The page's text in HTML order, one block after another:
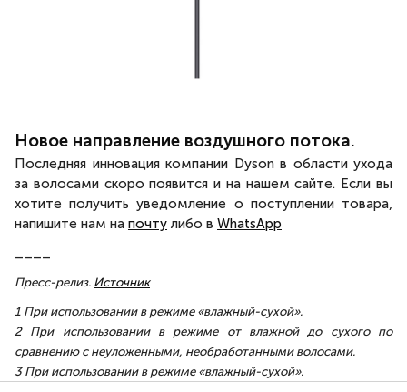
Новое направление воздушного потока.
Последняя инновация компании Dyson в области ухода
за волосами скоро появится и на нашем сайте. Если вы
хотите получить уведомление о поступлении товара,
напишите нам на почту либо в WhatsApp
Пресс-релиз. Источник
1 При использовании в режиме «влажный-сухой».
2 При использовании в режиме от влажной до сухого по
сравнению с неуложенными, необработанными волосами.
3 При использовании в режиме «влажный-сухой».